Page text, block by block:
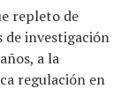
repleto de
de investigación
a la
regulación en